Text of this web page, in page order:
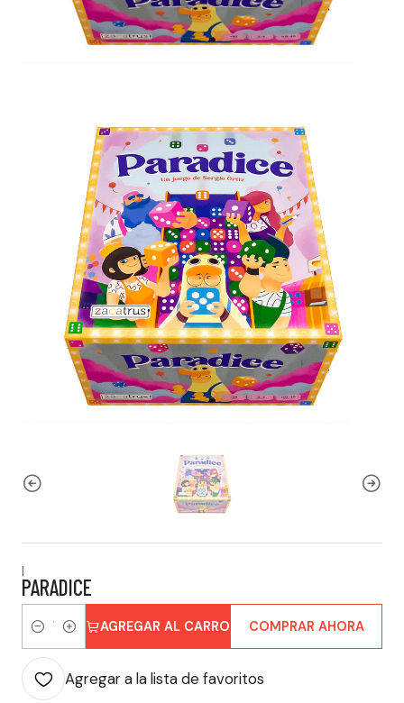
|
PARADICE
Cantidad
AGREGAR AL CARRO COMPRAR AHORA
Agregar a la lista de favoritos